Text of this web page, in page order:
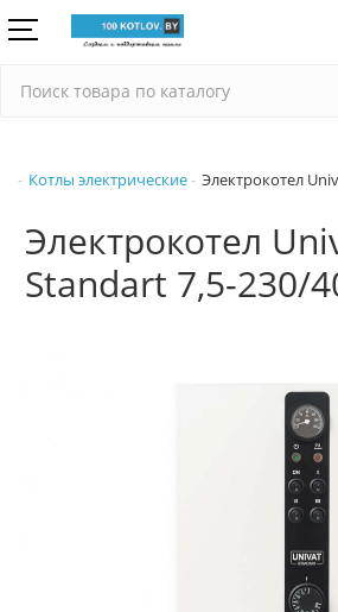
Котлы электрические Электрокотел
Электрокотел
Standart 7,5-230/